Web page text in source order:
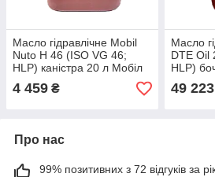
Масло гідравлічне Mobil
Nuto H 46 (ISO VG 46;
HLP) каністра 20 л Мобіл
Нуто 46 Мобіл Нуто 46
4 459 ₴
Масло
DTE Oil
HLP)
ДТЕ 26
49 223
Про нас
99% позитивних з 72 відгуків за